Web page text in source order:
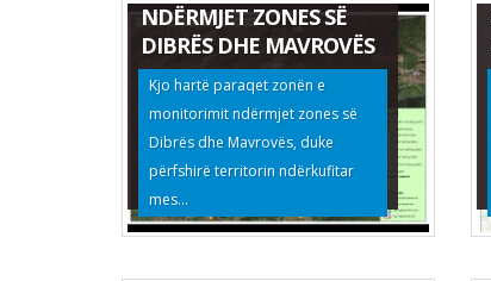
NDËRMJET ZONES SË
DIBRËS DHE MAVROVËS
Kjo hartë paraqet zonën e
monitorimit ndërmjet zones së
Dibrës dhe Mavrovës, duke
përfshirë territorin ndërkufitar
mes...
HARTA E SPECIEVE TË